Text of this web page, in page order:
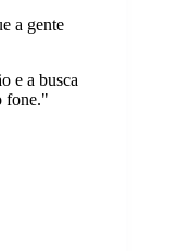
a gente
e a busca
fone."